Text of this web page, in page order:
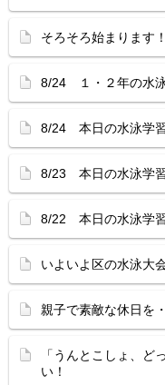
そろそろ始まります
8/24 １・２年の水
8/24 本日の水泳学
8/23 本日の水泳学
8/22 本日の水泳学
いよいよ区の水泳大
親子で素敵な休日を
「うんとこしょ、ど
い！